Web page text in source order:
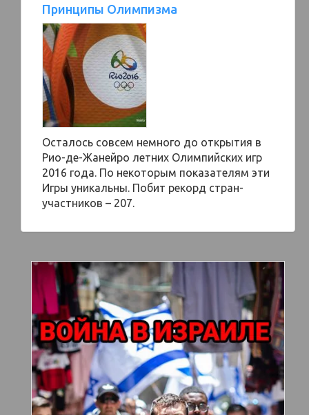
Принципы Олимпизма
Осталось совсем немного до открытия в
Рио-де-Жанейро летних Олимпийских игр
2016 года. По некоторым показателям эти
Игры уникальны. Побит рекорд стран-
участников – 207.